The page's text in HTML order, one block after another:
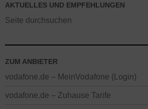
AKTUELLES UND EMPFEHLUNGEN
Seite durchsuchen
ZUM ANBIETER
vodafone.de – MeinVodafone (Login)
vodafone.de – Zuhause Tarife